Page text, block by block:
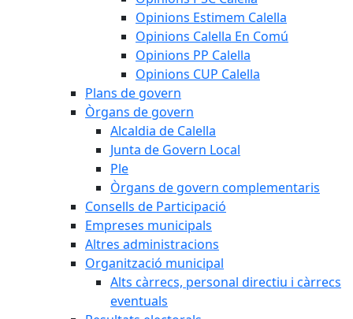
Opinions Estimem Calella
Opinions Calella En Comú
Opinions PP Calella
Opinions CUP Calella
Plans de govern
Òrgans de govern
Alcaldia de Calella
Junta de Govern Local
Ple
Òrgans de govern complementaris
Consells de Participació
Empreses municipals
Altres administracions
Organització municipal
Alts càrrecs, personal directiu i càrrecs
eventuals